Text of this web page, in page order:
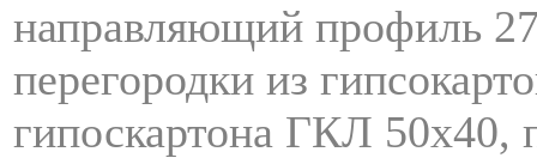
направляющий профиль
перегородки из
гипоскартона ГКЛ 50х40,